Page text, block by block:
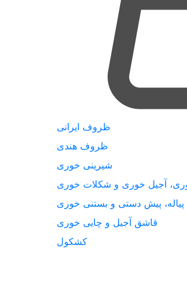
ظروف ایرانی
ظروف هندی
شیرینی خوری
آجیل خوری و شکلات خوری
پیاله، پیش دستی و بستنی خوری
قاشق آجیل و چایی خوری
کشکول